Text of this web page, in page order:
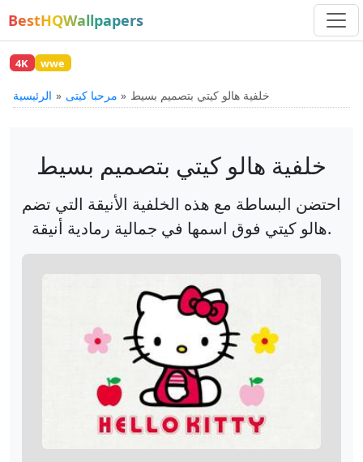
BestHQWallpapers
4K wwe
الرئيسية مرحبا كيتى خلفية هالو كيتي بتصميم بسيط
خلفية هالو كيتي بتصميم بسيط
احتضن البساطة مع هذه الخلفية الأنيقة التي تضم
هالو كيتي فوق اسمها في جمالية رمادية أنيقة.